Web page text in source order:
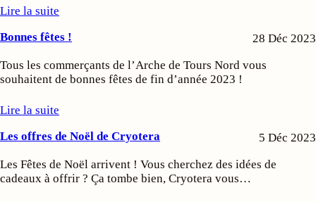
Lire la suite
Bonnes fêtes !
28 Déc 2023
Tous les commerçants de l’Arche de Tours Nord vous
souhaitent de bonnes fêtes de fin d’année 2023 !
Lire la suite
Les offres de Noël de Cryotera
5 Déc 2023
Les Fêtes de Noël arrivent ! Vous cherchez des idées de
cadeaux à offrir ? Ça tombe bien, Cryotera vous…